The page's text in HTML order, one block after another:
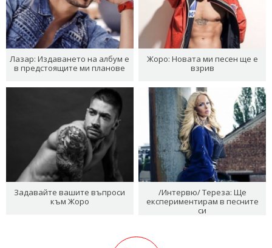
Лазар: Издаването на албум е
в предстоящите ми планове
Жоро: Новата ми песен ще е
взрив
Задавайте вашите въпроси
към Жоро
/Интервю/ Тереза: Ще
експериментирам в песните
си